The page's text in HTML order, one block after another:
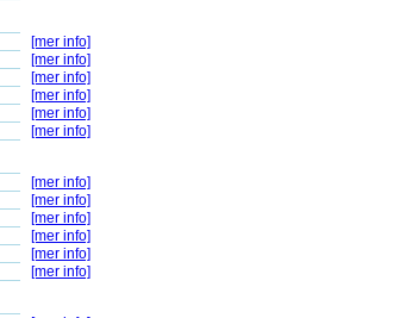
[mer info]
[mer info]
[mer info]
[mer info]
[mer info]
[mer info]
[mer info]
[mer info]
[mer info]
[mer info]
[mer info]
[mer info]